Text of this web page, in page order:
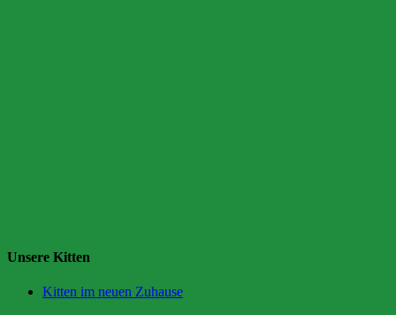
Unsere Kitten
Kitten im neuen Zuhause